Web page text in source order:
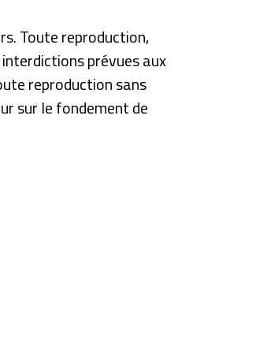
Toute reproduction,
prévues aux
reproduction sans
sur le fondement de